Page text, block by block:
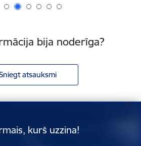
bija noderīga?
atsauksmi
kurš uzzina!